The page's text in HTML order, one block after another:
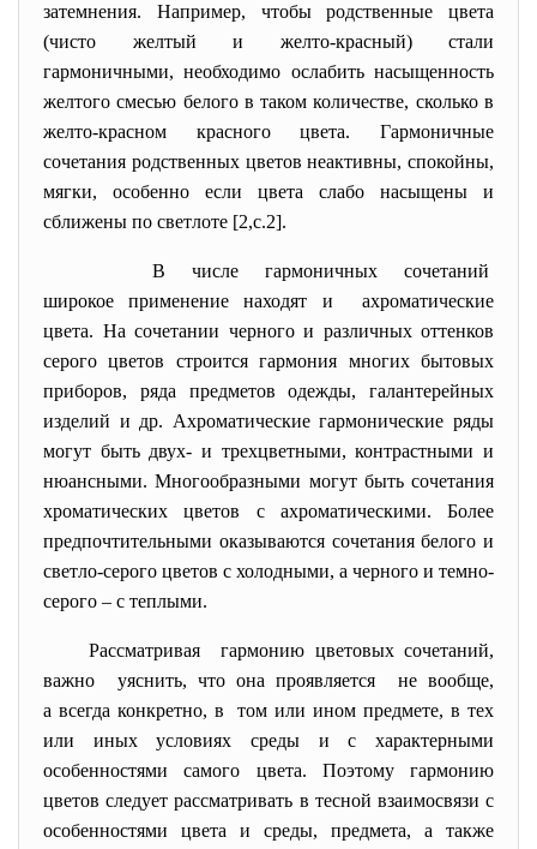
затемнения. Например, чтобы родственные цвета
(чисто желтый и желто-красный) стали
гармоничными, необходимо ослабить насыщенность
желтого смесью белого в таком количестве, сколько в
желто-красном красного цвета. Гармоничные
сочетания родственных цветов неактивны, спокойны,
мягки, особенно если цвета слабо насыщены и
сближены по светлоте [2,с.2].
В числе гармоничных сочетаний
широкое применение находят и ахроматические
цвета. На сочетании черного и различных оттенков
серого цветов строится гармония многих бытовых
приборов, ряда предметов одежды, галантерейных
изделий и др. Ахроматические гармонические ряды
могут быть двух- и трехцветными, контрастными и
нюансными. Многообразными могут быть сочетания
хроматических цветов с ахроматическими. Более
предпочтительными оказываются сочетания белого и
светло-серого цветов с холодными, а черного и темно-
серого – с теплыми.
Рассматривая гармонию цветовых сочетаний,
важно уяснить, что она проявляется не вообще,
а всегда конкретно, в том или ином предмете, в тех
или иных условиях среды и с характерными
особенностями самого цвета. Поэтому гармонию
цветов следует рассматривать в тесной взаимосвязи с
особенностями цвета и среды, предмета, а также